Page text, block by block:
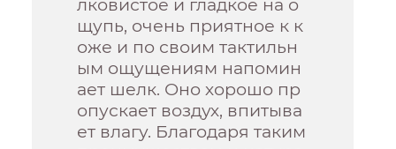
щупь, очень приятное к к
оже и по своим тактильн
ым ощущениям напомин
ает шелк. Оно хорошо пр
опускает воздух, впитыва
ет влагу. Благодаря таким